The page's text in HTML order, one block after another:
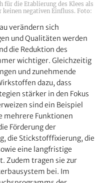
für die Etablierung des Klees als
negativen Einfluss. Foto:
verändern sich
und Qualitäten werden
die Reduktion des
wichtiger. Gleichzeitig
und zunehmende
dazu, dass
stärker in den Fokus
sind ein Beispiel
mehrere Funktionen
Förderung der
die Stickstoff­fixierung, die
eine langfristige
Zudem tragen sie zur
bei. Im